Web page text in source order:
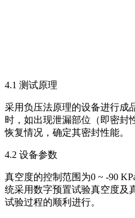
4.1 测试原理
采用负压法原理的设备进行成
时，如出现泄漏部位（即密封
恢复情况，确定其密封性能。
4.2 设备参数
真空度的控制范围为0 ~ -90
统采用数字预置试验真空度及
试验过程的顺利进行。